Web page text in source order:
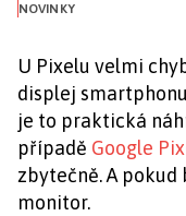
NOVINKY
U Pixelu velmi
displej
je to praktická
případě Google
zbytečně. A
monitor.